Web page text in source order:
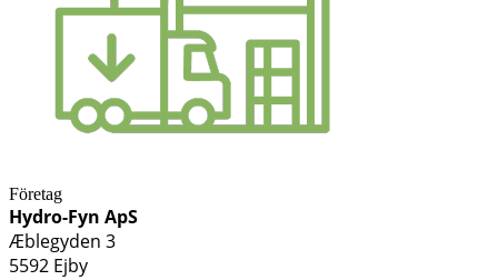
Företag
Hydro-Fyn ApS
Æblegyden 3
5592 Ejby